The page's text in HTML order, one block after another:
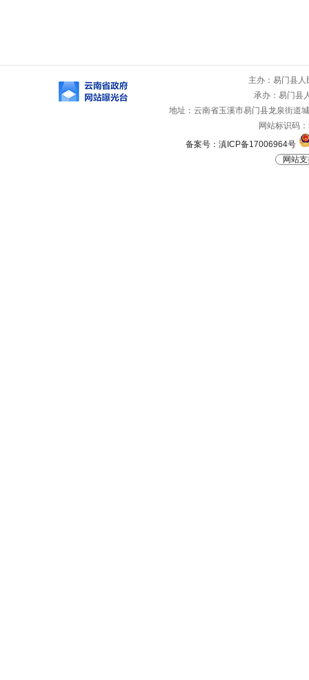
主办：易门县
承办：易门县
地址：云南省玉溪市易门县龙泉街
网站标识码
备案号：滇ICP备17006964号
网站